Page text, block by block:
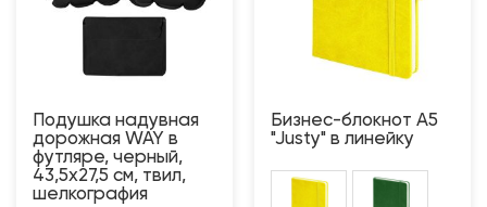
Подушка надувная
дорожная WAY в
футляре, черный,
43,5х27,5 см, твил,
шелкография
Бизнес-блокнот A5
"Justy" в линейку